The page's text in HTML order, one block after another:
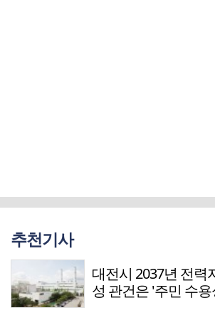
추천기사
대전시 2037년 전력
성 관건은 '주민 수